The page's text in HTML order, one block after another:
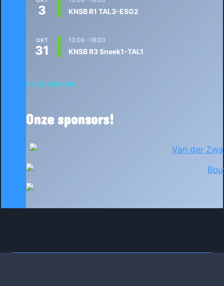
3 KNSB R1 TAL3-ESG2
OKT
31
13:00 -18:00
KNSB R3 Sneek1-TAL1
Bekijk kalender
Onze sponsors!